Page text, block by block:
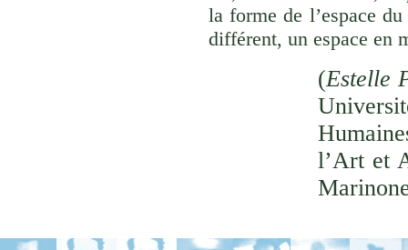
la forme de l’espace
différent, un espace en
(Estelle
l’Art et